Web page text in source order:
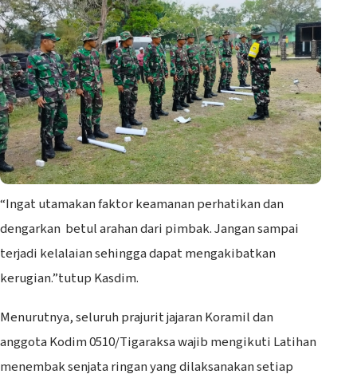
“Ingat utamakan faktor keamanan perhatikan dan
dengarkan betul arahan dari pimbak. Jangan sampai
terjadi kelalaian sehingga dapat mengakibatkan
kerugian.”tutup Kasdim.
Menurutnya, seluruh prajurit jajaran Koramil dan
anggota Kodim 0510/Tigaraksa wajib mengikuti Latihan
menembak senjata ringan yang dilaksanakan setiap